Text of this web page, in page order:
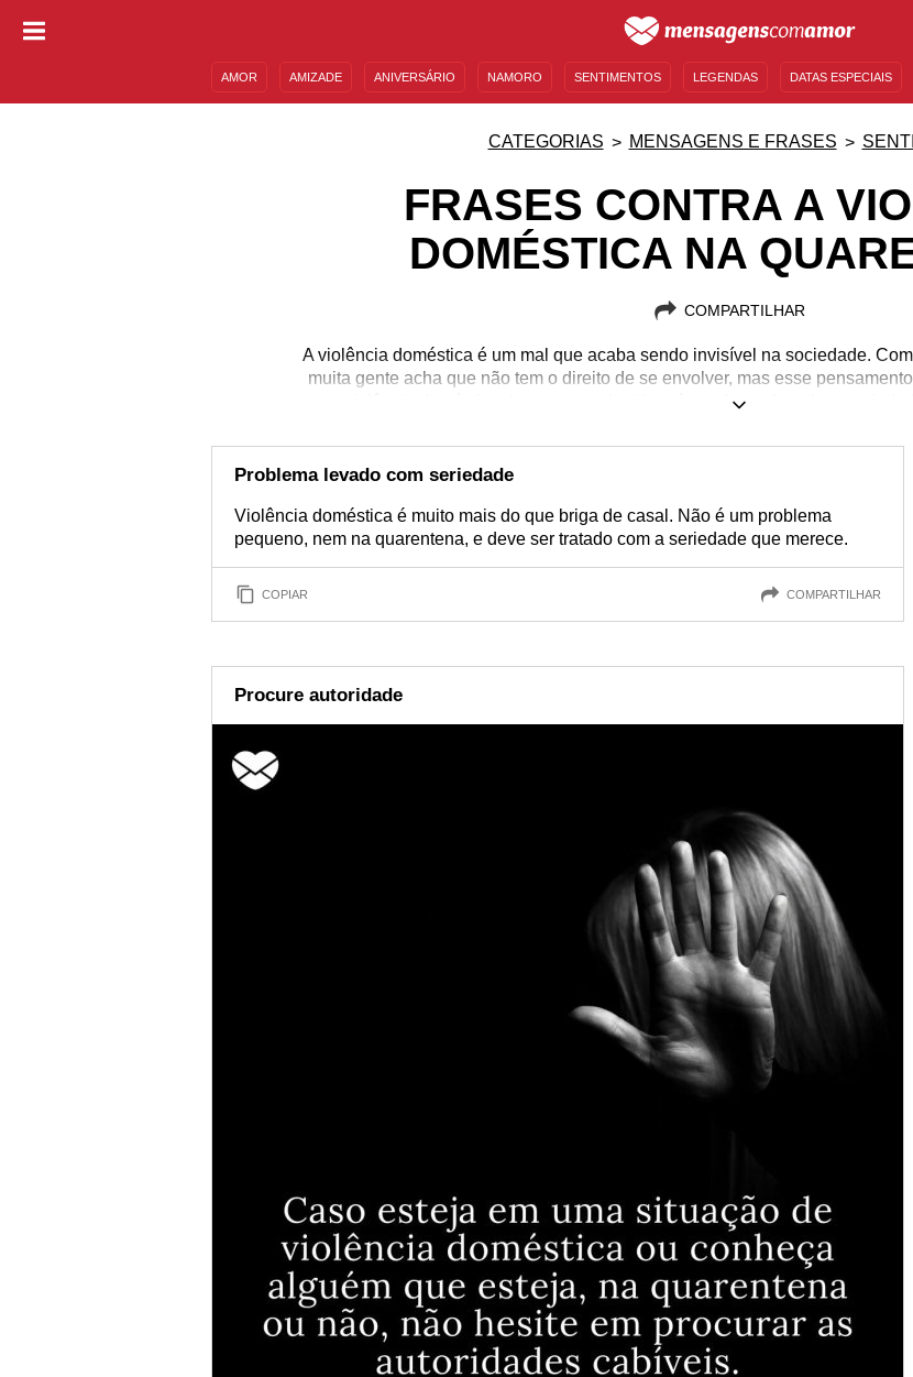
AMOR AMIZADE ANIVERSÁRIO NAMORO SENTIMENTOS LEGENDAS DATAS ESPECIAIS
CATEGORIAS MENSAGENS E FRASES
FRASES CONTRA A
DOMÉSTICA NA
COMPARTILHAR
A violência doméstica é um mal que acaba sendo invisível na sociedade.
muita gente acha que não tem o direito de se envolver, mas esse
violência doméstica deve ser combatida e é um dever de toda a
nesta quarentena. Espalhe conscientização contra a violência doméstica na
que esse mal é ainda muito forte e só vai parar quando cada
Problema levado com seriedade
Violência doméstica é muito mais do que briga de casal. Não é um problema
pequeno, nem na quarentena, e deve ser tratado com a seriedade que merece.
COPIAR COMPARTILHAR
Procure autoridade